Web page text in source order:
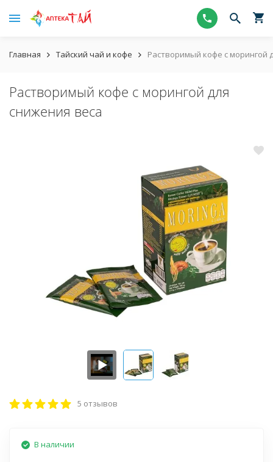
Главная Тайский чай и кофе Растворимый кофе с морингой
Растворимый кофе с морингой для
снижения веса
5 отзывов
В наличии